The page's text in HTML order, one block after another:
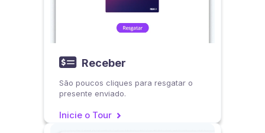
 Receber
São poucos cliques para resgatar o
presente enviado.
Inicie o Tour >